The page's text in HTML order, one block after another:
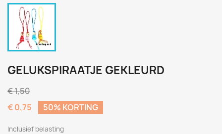
GELUKSPIRAATJE GEKLEURD
€ 1,50
€ 0,75
50% KORTING
Inclusief belasting